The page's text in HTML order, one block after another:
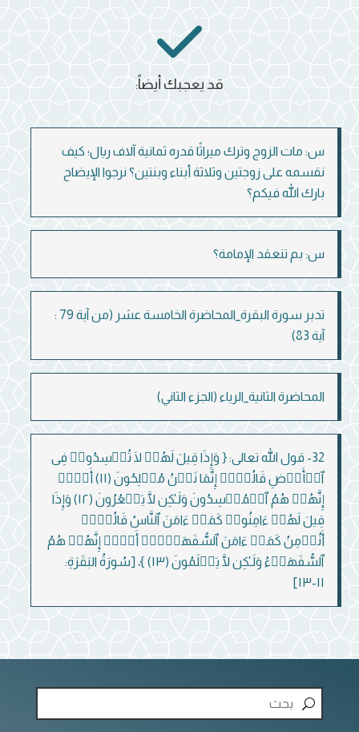
س: مات الزوج وترك ميراثًا قدره ثمانية آلاف ريال؛ كيف
نقسمه على زوجتين وثلاثة أبناء وبنتين؟ نرجوا الإيضاح
بارك الله فيكم؟
س: بم تنعقد الإمامة؟
تدبر سورة البقرة_المحاضرة الخامسة عشر (من آية 79 :
آية 83)
المحاضرة الثانية_الرياء (الجزء الثاني)
32- قول الله تعالى: { وَإِذَا قِیلَ لَهُمۡ لَا تُفۡسِدُوا۟ فِی
ٱلۡأَرۡضِ قَالُوۤا۟ إِنَّمَا نَحۡنُ مُصۡلِحُونَ (١١) أَلَاۤ
إِنَّهُمۡ هُمُ ٱلۡمُفۡسِدُونَ وَلَـٰكِن لَّا یَشۡعُرُونَ (١٢) وَإِذَا
قِیلَ لَهُمۡ ءَامِنُوا۟ كَمَاۤ ءَامَنَ ٱلنَّاسُ قَالُوۤا۟
أَنُؤۡمِنُ كَمَاۤ ءَامَنَ ٱلسُّفَهَاۤءُۗ أَلَاۤ إِنَّهُمۡ هُمُ
ٱلسُّفَهَاۤءُ وَلَـٰكِن لَّا یَعۡلَمُونَ (١٣) }، [سُورَةُ البَقَرَةِ:
١١-١٣]
قد يعجبك أيضاً: